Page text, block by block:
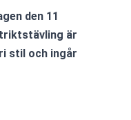
den 11
är
stil och ingår